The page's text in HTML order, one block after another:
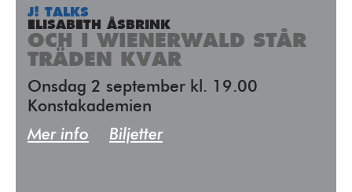
J! TALKS
ELISABETH ÅSBRINK
OCH I WIENERWALD STÅR
TRÄDEN KVAR
Onsdag 2 september kl. 19.00
Konstakademien
Mer info
Biljetter